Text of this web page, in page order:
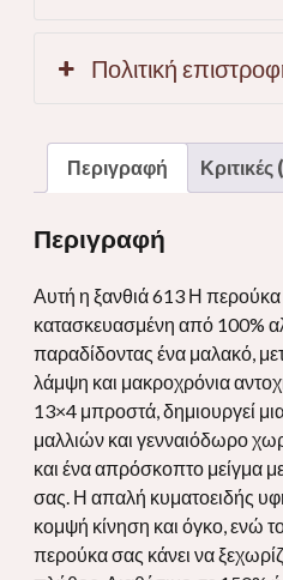
Πολιτική
Περιγραφή Κριτικές
Περιγραφή
Αυτή η ξανθιά 613 Η
κατασκευασμένη από 100%
παραδίδοντας ένα μαλακό,
λάμψη και μακροχρόνια
13×4 μπροστά, δημιουργεί
μαλλιών και γενναιόδωρο
και ένα απρόσκοπτο μείγμα
σας. Η απαλή κυματοειδής
κομψή κίνηση και όγκο, ενώ
περούκα σας κάνει να